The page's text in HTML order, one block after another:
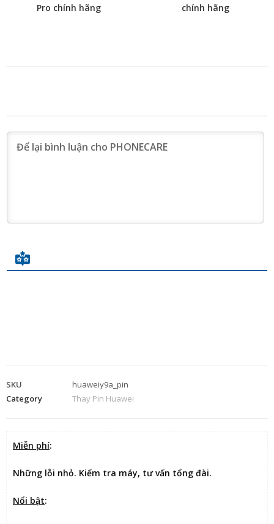
Pro chính hãng
chính hãng
SKU
huaweiy9a_pin
Category
Thay Pin Huawei
Miễn phí:
Những lỗi nhỏ. Kiểm tra máy, tư vấn tổng đài.
Nổi bật: